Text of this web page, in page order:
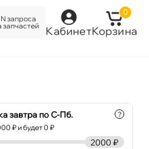
запроса
запчастей
Кабинет
0
Корзина
завтра по С-Пб.
₽ и будет 0 ₽
?
2000 ₽